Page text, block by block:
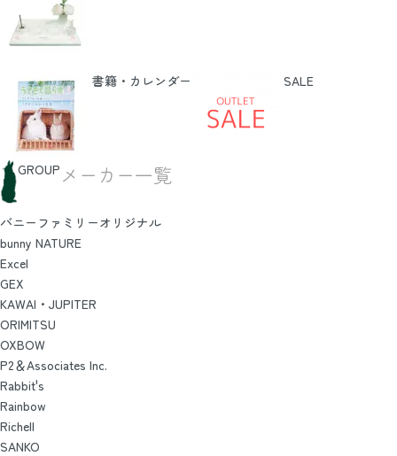
書籍・カレンダー SALE
GROUP メーカー一覧
バニーファミリーオリジナル
bunny NATURE
Excel
GEX
KAWAI・JUPITER
ORIMITSU
OXBOW
P2＆Associates Inc.
Rabbit's
Rainbow
Richell
SANKO